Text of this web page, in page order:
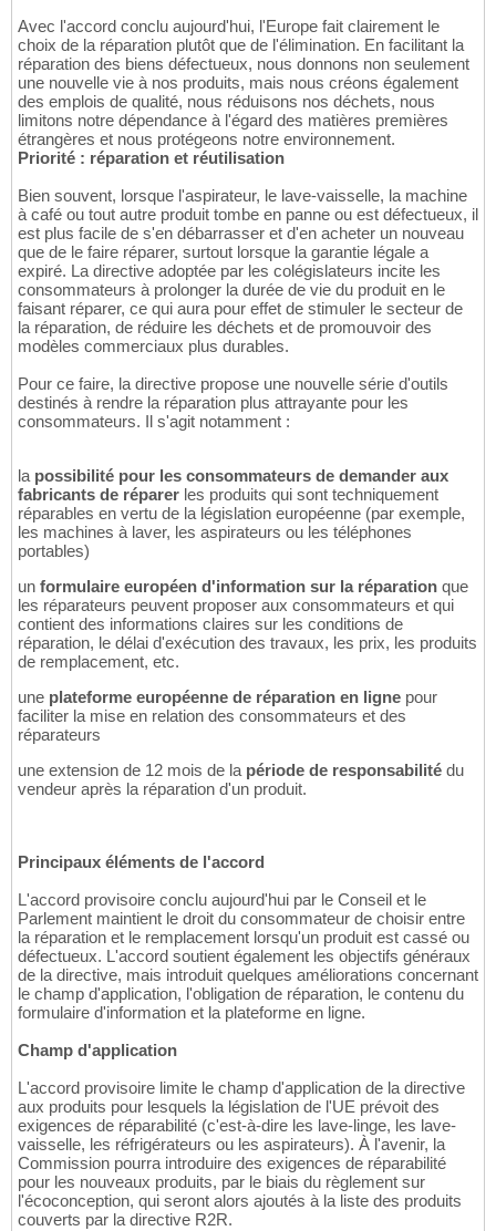
Avec l'accord conclu aujourd'hui, l'Europe fait clairement le
choix de la réparation plutôt que de l'élimination. En facilitant la
réparation des biens défectueux, nous donnons non seulement
une nouvelle vie à nos produits, mais nous créons également
des emplois de qualité, nous réduisons nos déchets, nous
limitons notre dépendance à l'égard des matières premières
étrangères et nous protégeons notre environnement.
Priorité : réparation et réutilisation
Bien souvent, lorsque l'aspirateur, le lave-vaisselle, la machine
à café ou tout autre produit tombe en panne ou est défectueux, il
est plus facile de s'en débarrasser et d'en acheter un nouveau
que de le faire réparer, surtout lorsque la garantie légale a
expiré. La directive adoptée par les colégislateurs incite les
consommateurs à prolonger la durée de vie du produit en le
faisant réparer, ce qui aura pour effet de stimuler le secteur de
la réparation, de réduire les déchets et de promouvoir des
modèles commerciaux plus durables.
Pour ce faire, la directive propose une nouvelle série d'outils
destinés à rendre la réparation plus attrayante pour les
consommateurs. Il s'agit notamment :
la possibilité pour les consommateurs de demander aux
fabricants de réparer les produits qui sont techniquement
réparables en vertu de la législation européenne (par exemple,
les machines à laver, les aspirateurs ou les téléphones
portables)
un formulaire européen d'information sur la réparation que
les réparateurs peuvent proposer aux consommateurs et qui
contient des informations claires sur les conditions de
réparation, le délai d'exécution des travaux, les prix, les produits
de remplacement, etc.
une plateforme européenne de réparation en ligne pour
faciliter la mise en relation des consommateurs et des
réparateurs
une extension de 12 mois de la période de responsabilité du
vendeur après la réparation d'un produit.
Principaux éléments de l'accord
L'accord provisoire conclu aujourd'hui par le Conseil et le
Parlement maintient le droit du consommateur de choisir entre
la réparation et le remplacement lorsqu'un produit est cassé ou
défectueux. L'accord soutient également les objectifs généraux
de la directive, mais introduit quelques améliorations concernant
le champ d'application, l'obligation de réparation, le contenu du
formulaire d'information et la plateforme en ligne.
Champ d'application
L'accord provisoire limite le champ d'application de la directive
aux produits pour lesquels la législation de l'UE prévoit des
exigences de réparabilité (c'est-à-dire les lave-linge, les lave-
vaisselle, les réfrigérateurs ou les aspirateurs). À l'avenir, la
Commission pourra introduire des exigences de réparabilité
pour les nouveaux produits, par le biais du règlement sur
l'écoconception, qui seront alors ajoutés à la liste des produits
couverts par la directive R2R.